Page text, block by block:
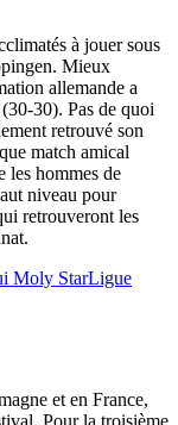
à jouer sous
Mieux
allemande a
30). Pas de quoi
retrouvé son
match amical
les hommes de
niveau pour
retrouveront les
Moly StarLigue
et en France,